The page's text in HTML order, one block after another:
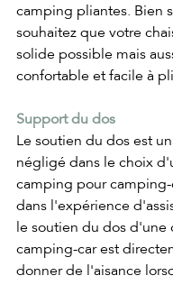
camping pliantes. Bien
souhaitez que votre
solide possible mais
confortable et facile à
Support du dos
Le soutien du dos est
négligé dans le choix
camping pour camping-
dans l'expérience
le soutien du dos d'une
camping-car est
donner de l'aisance